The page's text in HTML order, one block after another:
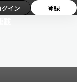
グイン 登録